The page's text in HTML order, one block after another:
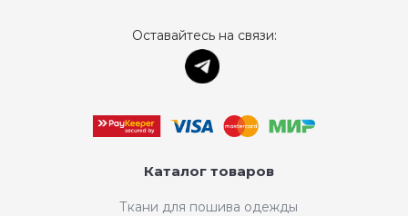
Оставайтесь на связи:
Каталог товаров
Ткани для пошива одежды